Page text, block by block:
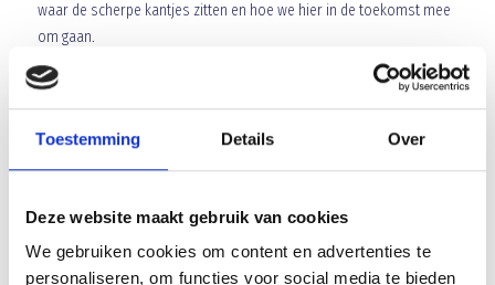
Toestemming Details Over
Deze website maakt gebruik van cookies
We gebruiken cookies om content en advertenties te
personaliseren, om functies voor social media te bieden
waar de scherpe kantjes zitten en hoe we hier in de toekomst mee
om gaan.
OPROEP VRIJWILLIGERS
geldt ook voor BlauwGeel ’38. Wij zijn daarom ook dringend op
zoek naar vrijwilligers die op een doordeweekse avond of in het
ben je verantwoordelijk voor de uitgifte van ballen en overige
materialen die het de teams mogelijk maken te trainen en hun
wedstrijden te spelen. Wil je een beetje van de sfeer proeven dan